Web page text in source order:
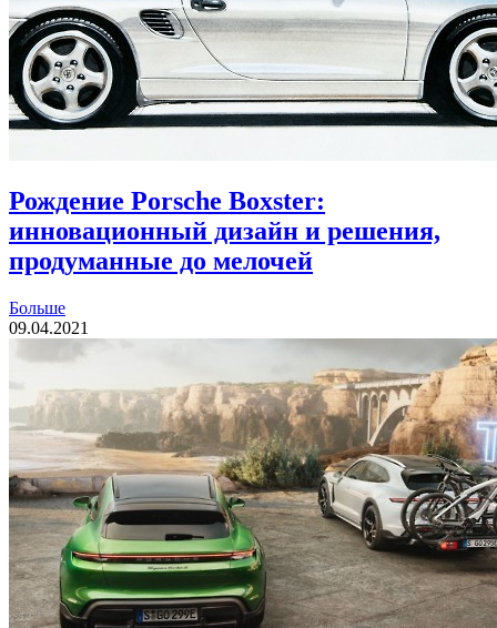
Рождение Porsche Boxster:
инновационный дизайн и решения,
продуманные до мелочей
Больше
09.04.2021